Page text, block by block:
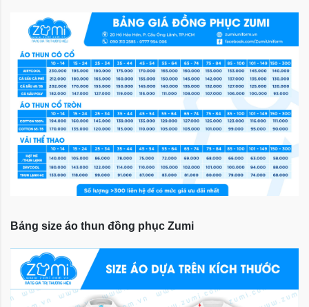
Bảng size áo thun đồng phục Zumi